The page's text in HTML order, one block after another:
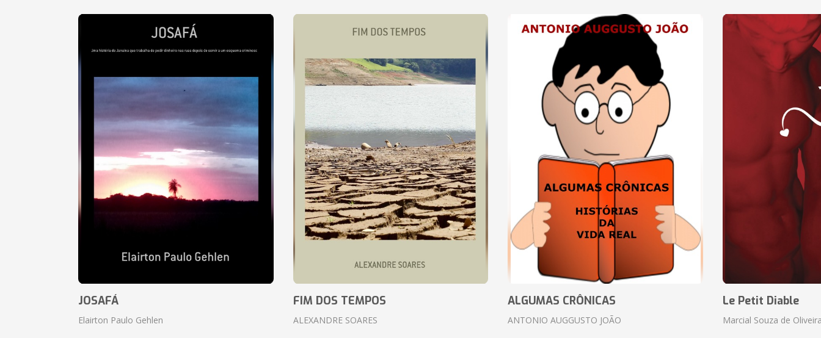
JOSAFÁ
Elairton Paulo Gehlen
FIM DOS TEMPOS
ALEXANDRE SOARES
ALGUMAS CRÔNICAS
ANTONIO AUGGUSTO JOÃO
Le Petit Diable
Marcial Souza de